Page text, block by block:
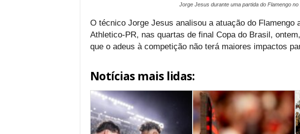
Jorge Jesus durante uma partida do Flamengo
O técnico Jorge Jesus analisou a atuação do Flamengo
Athletico-PR, nas quartas de final Copa do Brasil,
que o adeus à competição não terá maiores impactos
Notícias mais lidas: